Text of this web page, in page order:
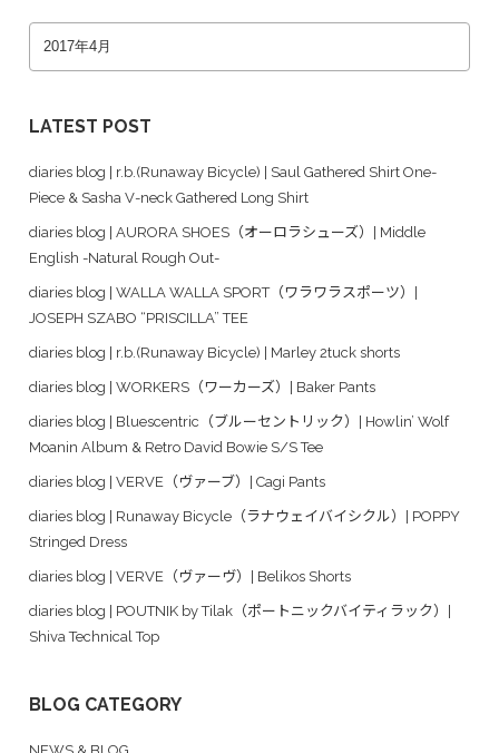
LATEST POST
diaries blog | r.b.(Runaway Bicycle) | Saul Gathered Shirt One-
Piece & Sasha V-neck Gathered Long Shirt
diaries blog | AURORA SHOES（オーロラシューズ）| Middle
English -Natural Rough Out-
diaries blog | WALLA WALLA SPORT（ワラワラスポーツ）|
JOSEPH SZABO “PRISCILLA” TEE
diaries blog | r.b.(Runaway Bicycle) | Marley 2tuck shorts
diaries blog | WORKERS（ワーカーズ）| Baker Pants
diaries blog | Bluescentric（ブルーセントリック）| Howlin’ Wolf
Moanin Album & Retro David Bowie S/S Tee
diaries blog | VERVE（ヴァーブ）| Cagi Pants
diaries blog | Runaway Bicycle（ラナウェイバイシクル）| POPPY
Stringed Dress
diaries blog | VERVE（ヴァーヴ）| Belikos Shorts
diaries blog | POUTNIK by Tilak（ポートニックバイティラック）|
Shiva Technical Top
BLOG CATEGORY